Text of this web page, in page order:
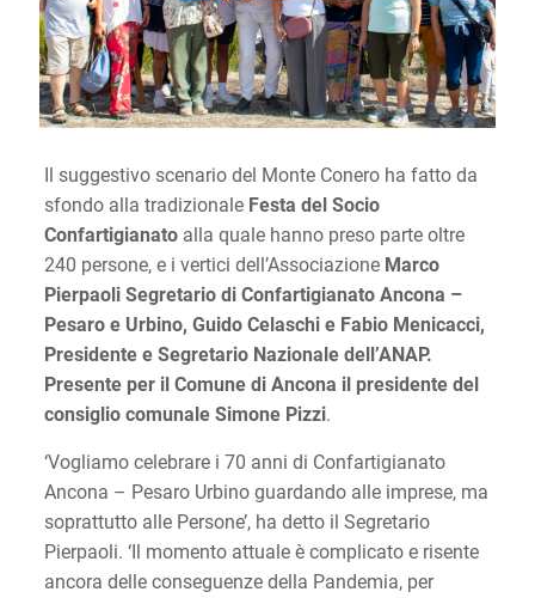
Il suggestivo scenario del Monte Conero ha fatto da
sfondo alla tradizionale Festa del Socio
Confartigianato alla quale hanno preso parte oltre
240 persone, e i vertici dell’AssociazioneMarco
Pierpaoli Segretario di Confartigianato Ancona –
Pesaro e Urbino, Guido Celaschi e Fabio Menicacci,
Presidente e Segretario Nazionale dell’ANAP.
Presente per il Comune di Ancona il presidente del
consiglio comunale Simone Pizzi.
‘Vogliamo celebrare i 70 anni di Confartigianato
Ancona – Pesaro Urbino guardando alle imprese, ma
soprattutto alle Persone’, ha detto il Segretario
Pierpaoli. ‘Il momento attuale è complicato e risente
ancora delle conseguenze della Pandemia, per